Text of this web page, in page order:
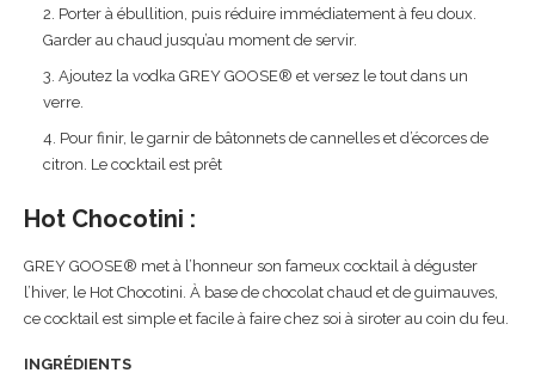
Porter à ébullition, puis réduire immédiatement à feu doux.
Garder au chaud jusqu’au moment de servir.
Ajoutez la vodka GREY GOOSE® et versez le tout dans un
verre.
Pour finir, le garnir de bâtonnets de cannelles et d’écorces de
citron. Le cocktail est prêt
Hot Chocotini :
GREY GOOSE® met à l’honneur son fameux cocktail à déguster
l’hiver, le Hot Chocotini. À base de chocolat chaud et de guimauves,
ce cocktail est simple et facile à faire chez soi à siroter au coin du feu.
INGRÉDIENTS